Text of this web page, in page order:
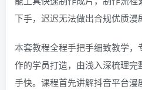
下手，迟迟无法做出合规优质漫
本套教程全程手把手细致教学
作的学员打造，由浅入深梳理
手快。课程首先讲解抖音平台